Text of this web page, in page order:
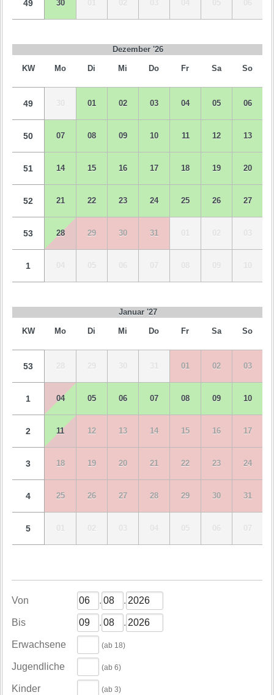
49 30 01 02 03 05 06
Dezember '26
KW Mo Di Mi Do Fr Sa So
49 30 01 02 03 04 05 06
50 07 08 09 10 11 12 13
51 14 15 16 17 18 19 20
52 21 22 23 24 25 26 27
53 28 29 30 31 01 02 03
1 05 06 09 10
Januar '27
KW Mo Di Mi Do Fr Sa So
53 28 29 30 31 01 02 03
1 04 05 06 07 08 09 10
2 11 12 13 14 15 16 17
3 18 19 20 21 22 23 24
4 25 26 27 28 29 30 31
5 01 02 03 05 06
Von . .
Bis . .
Erwachsene (ab 18)
Jugendliche (ab 6)
Kinder (ab 3)